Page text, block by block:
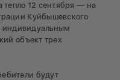
12 сентября — на
Куйбышевского
индивидуальным
объект трех
будут